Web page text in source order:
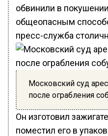
обвинили в
общеопасным
пресс-служба
Московский суд
после ограбления
Он изготовил
поместил его в